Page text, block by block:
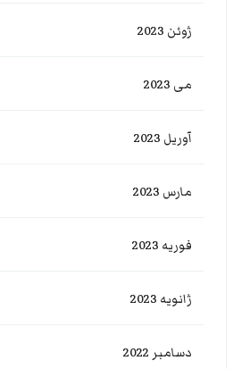
ژوئن 2023
می 2023
آوریل 2023
مارس 2023
فوریه 2023
ژانویه 2023
دسامبر 2022